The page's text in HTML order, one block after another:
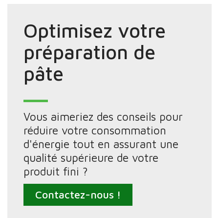
Optimisez votre
préparation de
pâte
Vous aimeriez des conseils pour
réduire votre consommation
d'énergie tout en assurant une
qualité supérieure de votre
produit fini ?
Contactez-nous !